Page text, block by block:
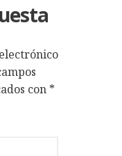
con *